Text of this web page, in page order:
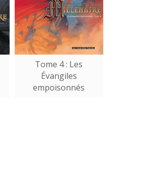
Tome 4 : Les
Évangiles
empoisonnés